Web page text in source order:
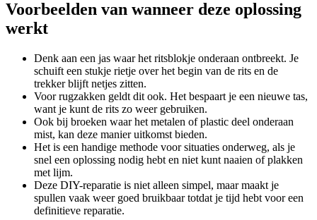
Voorbeelden van wanneer deze oplossing
werkt
Denk aan een jas waar het ritsblokje onderaan ontbreekt. Je
schuift een stukje rietje over het begin van de rits en de
trekker blijft netjes zitten.
Voor rugzakken geldt dit ook. Het bespaart je een nieuwe tas,
want je kunt de rits zo weer gebruiken.
Ook bij broeken waar het metalen of plastic deel onderaan
mist, kan deze manier uitkomst bieden.
Het is een handige methode voor situaties onderweg, als je
snel een oplossing nodig hebt en niet kunt naaien of plakken
met lijm.
Deze DIY-reparatie is niet alleen simpel, maar maakt je
spullen vaak weer goed bruikbaar totdat je tijd hebt voor een
definitieve reparatie.